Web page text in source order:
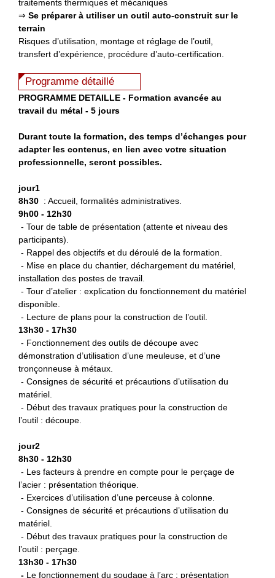
traitements thermiques et mécaniques
⇒ Se préparer à utiliser un outil auto-construit sur le
terrain
Risques d’utilisation, montage et réglage de l’outil,
transfert d’expérience, procédure d’auto-certification.
Programme détaillé
PROGRAMME DETAILLE - Formation avancée au
travail du métal - 5 jours
Durant toute la formation, des temps d’échanges pour
adapter les contenus, en lien avec votre situation
professionnelle, seront possibles.
jour1
8h30 : Accueil, formalités administratives.
9h00 - 12h30
- Tour de table de présentation (attente et niveau des
participants).
- Rappel des objectifs et du déroulé de la formation.
- Mise en place du chantier, déchargement du matériel,
installation des postes de travail.
- Tour d’atelier : explication du fonctionnement du matériel
disponible.
- Lecture de plans pour la construction de l’outil.
13h30 - 17h30
- Fonctionnement des outils de découpe avec
démonstration d’utilisation d’une meuleuse, et d’une
tronçonneuse à métaux.
- Consignes de sécurité et précautions d’utilisation du
matériel.
- Début des travaux pratiques pour la construction de
l’outil : découpe.
jour2
8h30 - 12h30
- Les facteurs à prendre en compte pour le perçage de
l’acier : présentation théorique.
- Exercices d’utilisation d’une perceuse à colonne.
- Consignes de sécurité et précautions d’utilisation du
matériel.
- Début des travaux pratiques pour la construction de
l’outil : perçage.
13h30 - 17h30
- L e fonctionnement du soudage à l’arc : présentation